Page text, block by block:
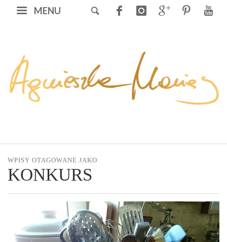
MENU
WPISY OTAGOWANE JAKO
KONKURS